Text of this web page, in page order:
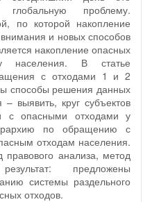
глобальную проблему.
по которой накопление
и новых способов
накопление опасных
населения. В статье
с отходами 1 и 2
способы решения данных
выявить, круг субъектов
с опасными отходами у
по обращению с
отходам населения.
анализа, метод
предложены
системы раздельного
отходов.